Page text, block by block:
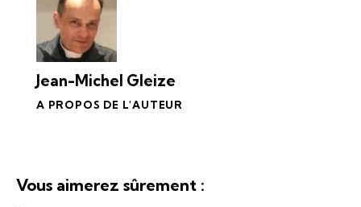
Jean-Michel Gleize
A PROPOS DE L'AUTEUR
Vous aimerez sûrement :